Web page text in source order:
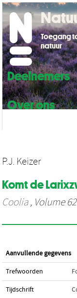
Deelnemers
Over ons
Toegang
natuur
P.J. Keizer
Komt de
Coolia, Volume 62
Aanvullende gegevens
Trefwoorden
Tijdschrift